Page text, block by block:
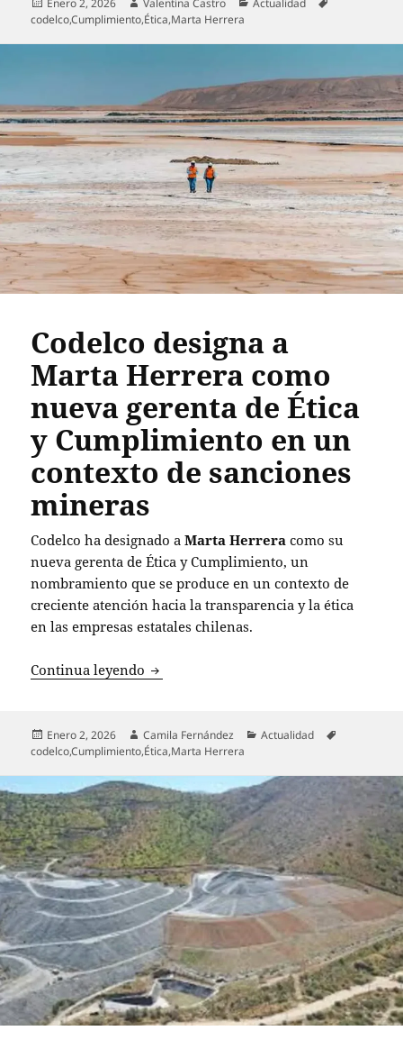
el
codelco,Cumplimiento,Ética,Marta Herrera
Codelco designa a
Marta Herrera como
nueva gerenta de Ética
y Cumplimiento en un
contexto de sanciones
mineras
Codelco ha designado aMarta Herrera como su
nueva gerenta de Ética y Cumplimiento, un
nombramiento que se produce en un contexto de
creciente atención hacia la transparencia y la ética
en las empresas estatales chilenas.
Continua leyendo Codelco designa a Marta Herrera
Publicado
el
Enero 2, 2026 Autor
Camila Fernández Categorías
Actualidad
codelco,Cumplimiento,Ética,Marta Herrera